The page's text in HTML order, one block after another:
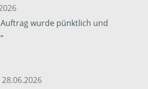
Auftrag wurde pünktlich und